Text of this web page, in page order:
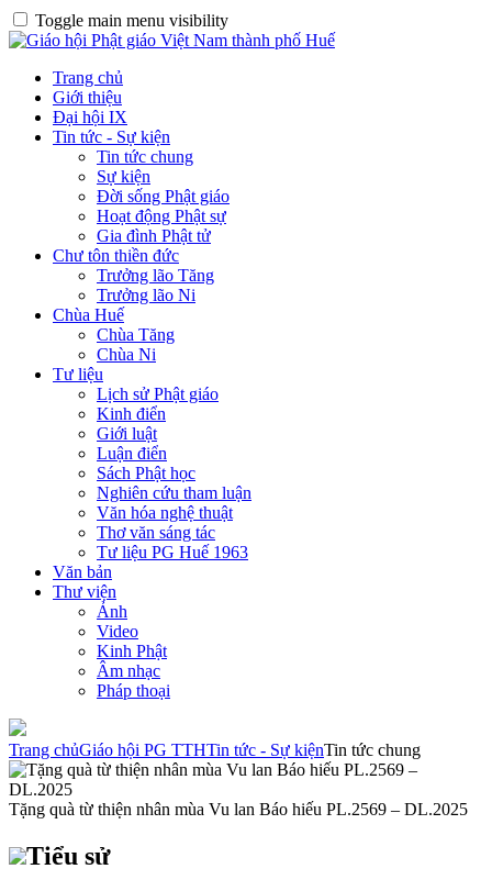
Toggle main menu visibility
Trang chủ
Giới thiệu
Đại hội IX
Tin tức - Sự kiện
Tin tức chung
Sự kiện
Đời sống Phật giáo
Hoạt động Phật sự
Gia đình Phật tử
Chư tôn thiền đức
Trưởng lão Tăng
Trưởng lão Ni
Chùa Huế
Chùa Tăng
Chùa Ni
Tư liệu
Lịch sử Phật giáo
Kinh điển
Giới luật
Luận điển
Sách Phật học
Nghiên cứu tham luận
Văn hóa nghệ thuật
Thơ văn sáng tác
Tư liệu PG Huế 1963
Văn bản
Thư viện
Ảnh
Video
Kinh Phật
Âm nhạc
Pháp thoại
Trang chủGiáo hội PG TTHTin tức - Sự kiệnTin tức chung
Tặng quà từ thiện nhân mùa Vu lan Báo hiếu PL.2569 – DL.2025
Tiểu sử